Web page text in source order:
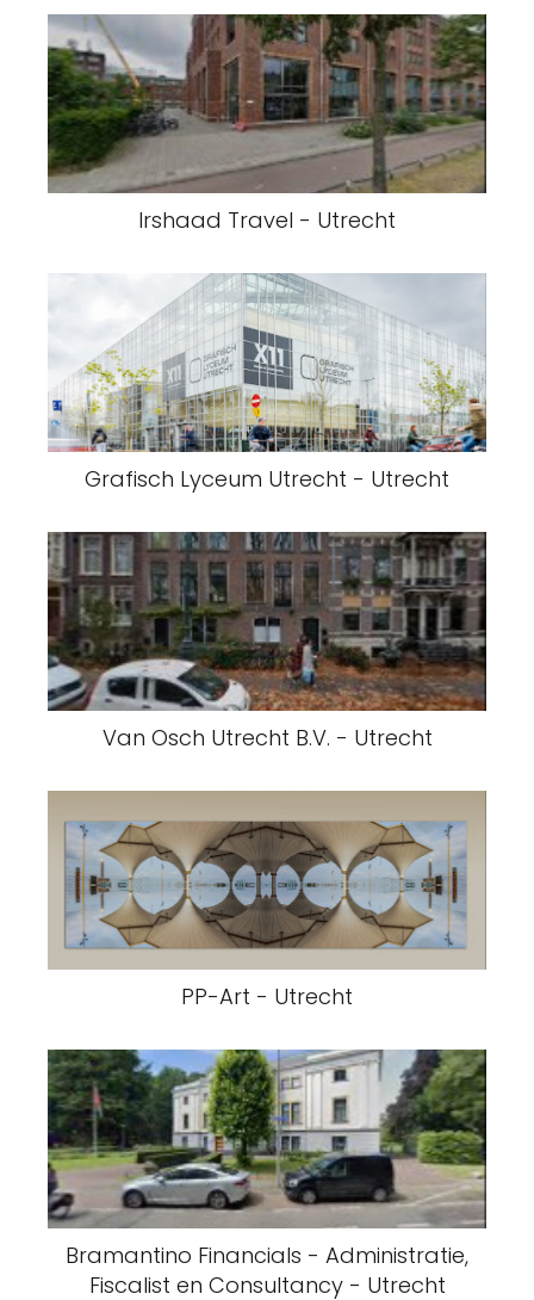
Irshaad Travel - Utrecht
Grafisch Lyceum Utrecht - Utrecht
Van Osch Utrecht B.V. - Utrecht
PP-Art - Utrecht
Bramantino Financials - Administratie,
Fiscalist en Consultancy - Utrecht